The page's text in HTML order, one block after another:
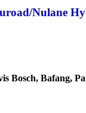
Nulane
Bosch, Bafang,